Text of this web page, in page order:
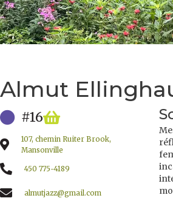
Almut
#16
107, chemin Ruiter Brook,
Mansonville
450 775-4189
almutjazz@gmail.com